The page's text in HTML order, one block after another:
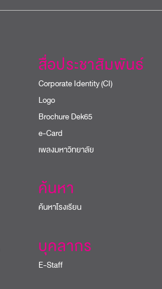
สื่อประชาสัมพันธ์
Corporate Identity (CI)
Logo
Brochure Dek65
e-Card
เพลงมหาวิทยาลัย
ค้นหา
ค้นหาโรงเรียน
บุคลากร
E-Staff